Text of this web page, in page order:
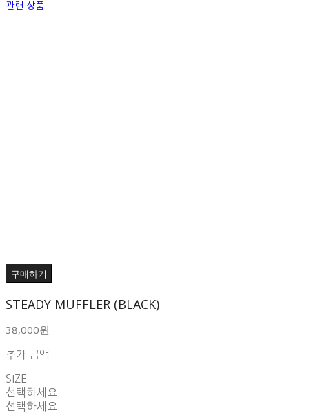
관련 상품
구매하기
STEADY MUFFLER (BLACK)
38,000원
추가 금액
SIZE
선택하세요.
선택하세요.